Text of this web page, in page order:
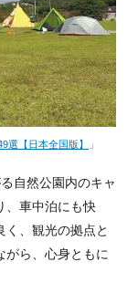
選【日本全国版】 」
自然公園内のキャ
、車中泊にも快
、観光の拠点と
がら、心身ともに